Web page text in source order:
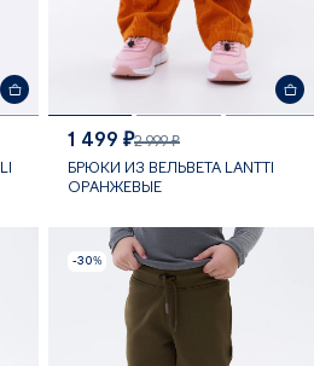
1 499 ₽2 999 ₽
БРЮКИ ИЗ ВЕЛЬВЕТА LANTTI
ОРАНЖЕВЫЕ
-30%